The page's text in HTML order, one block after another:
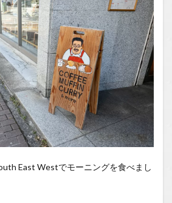
East Westでモーニングを食べまし